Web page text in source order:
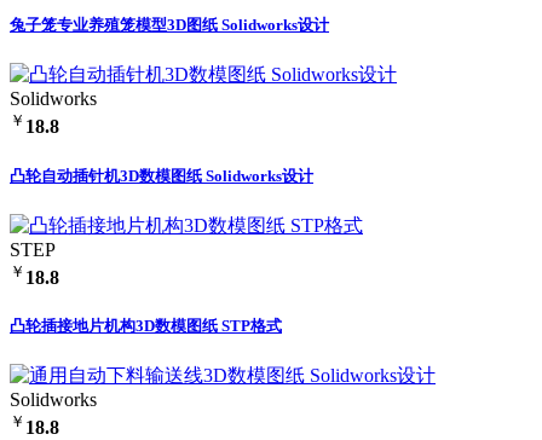
兔子笼专业养殖笼模型3D图纸 Solidworks设计
Solidworks
￥ 18.8
凸轮自动插针机3D数模图纸 Solidworks设计
STEP
￥ 18.8
凸轮插接地片机构3D数模图纸 STP格式
Solidworks
￥ 18.8